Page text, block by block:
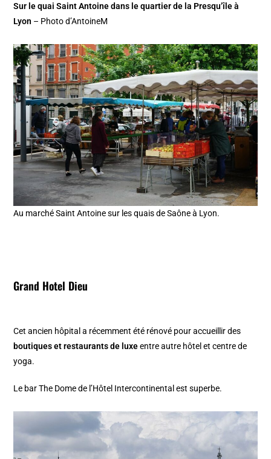
Sur le quai Saint Antoine dans le quartier de la Presqu’île à
Lyon – Photo d’AntoineM
Au marché Saint Antoine sur les quais de Saône à Lyon.
Grand Hotel Dieu
Cet ancien hôpital a récemment été rénové pour accueillir des
boutiques et restaurants de luxeentre autre hôtel et centre de
yoga.
Le bar The Dome de l’Hôtel Intercontinental est superbe.